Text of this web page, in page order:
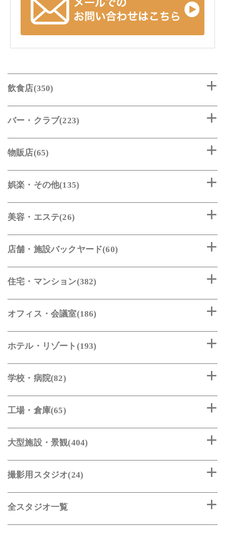
飲食店(350)
バー・クラブ(223)
物販店(65)
娯楽・その他(135)
美容・エステ(26)
店舗・施設バックヤード(60)
住宅・マンション(382)
オフィス・会議室(186)
ホテル・リゾート(193)
学校・病院(82)
工場・倉庫(65)
大型施設・景観(404)
撮影用スタジオ(24)
全スタジオ一覧